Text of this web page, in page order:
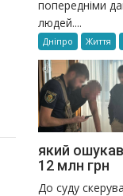
попередніми
людей....
Дніпро Життя
який
12 млн грн
До суду